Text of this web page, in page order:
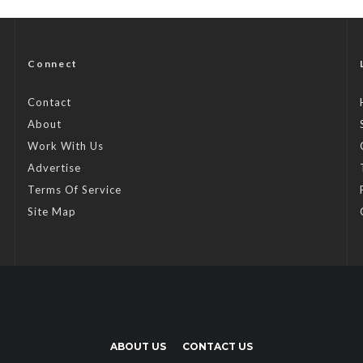
Connect
Contact
About
Work With Us
Advertise
Terms Of Service
Site Map
ABOUT US CONTACT US